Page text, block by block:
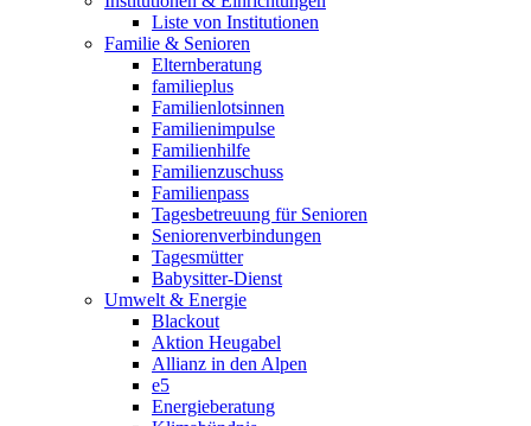
Liste von Institutionen
Familie & Senioren
Elternberatung
familieplus
Familienlotsinnen
Familienimpulse
Familienhilfe
Familienzuschuss
Familienpass
Tagesbetreuung für Senioren
Seniorenverbindungen
Tagesmütter
Babysitter-Dienst
Umwelt & Energie
Blackout
Aktion Heugabel
Allianz in den Alpen
e5
Energieberatung